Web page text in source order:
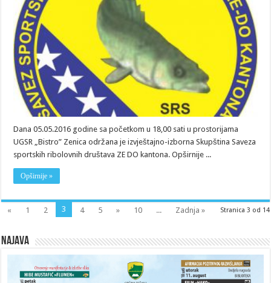
SAVEZA
SPORTSKIH
DRUŠTAVA
ZENIČKO
KANTONA
Dana 05.05.2016 godine sa početkom u 18,00 sati u prostorijama
UGSR „Bistro” Zenica održana je izvještajno-izborna Skupština Saveza
sportskih ribolovnih društava ZE DO kantona. Opširnije ...
Opširnije »
Stranica 3 od 14
« 1 2 3 4 5 » 10 ... Zadnja »
Najava